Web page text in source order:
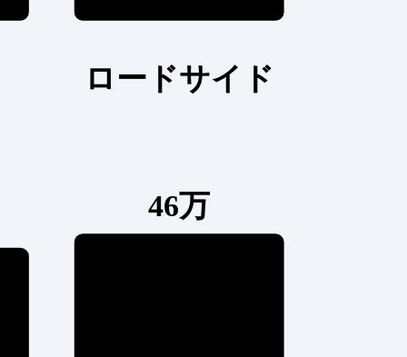
ロードサイド
46万